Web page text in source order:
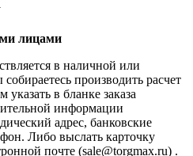
лицами
в наличной или
производить расчет
в бланке заказа
информации
адрес, банковские
Либо выслать карточку
почте (sale@torgmax.ru) .